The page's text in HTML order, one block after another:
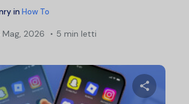
in How To
2026 5 min letti